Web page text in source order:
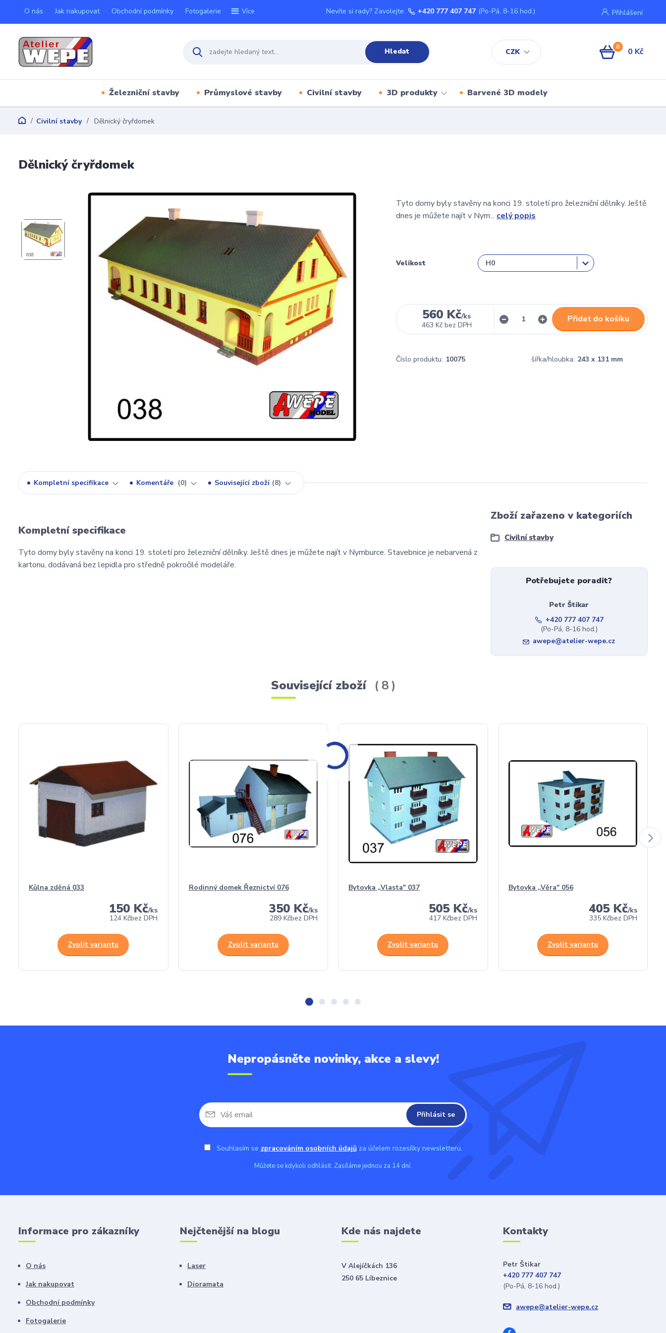
O nás Jak nakupovat Obchodní podmínky Fotogalerie Více
CZK
Přihlášení
Hledat
Nevíte si rady? Zavolejte. +420 777 407 747 (Po-Pá, 8-16 hod.)
0 0 Kč
Železniční stavby Průmyslové stavby Civilní stavby 3D produkty Barvené 3D modely
Civilní stavby Dělnický čryřdomek
Dělnický čryřdomek
Tyto domy byly stavěny na konci 19. století pro železniční dělníky. Ještě
dnes je můžete najít v Nym... celý popis
Velikost
560 Kč/ks
463 Kč bez DPH
Přidat do košíku
Číslo produktu: 10075 šířka/hloubka: 243 x 131 mm
Kompletní specifikace Komentáře 0 Související zboží 8
Kompletní specifikace
Tyto domy byly stavěny na konci 19. století pro železniční dělníky. Ještě dnes je můžete najít v Nymburce. Stavebnice je nebarvená z
kartonu, dodávaná bez lepidla pro středně pokročilé modeláře.
Zboží zařazeno v kategoriích
Civilní stavby
Potřebujete poradit?
Petr Štikar
+420 777 407 747
(Po-Pá, 8-16 hod.)
awepe@atelier-wepe.cz
Související zboží 8
Kůlna zděná 033
150 Kč/ks
124 Kčbez DPH
Zvolit variantu
Rodinný domek Řeznictví 076
350 Kč/ks
289 Kčbez DPH
Zvolit variantu
Bytovka „Vlasta" 037
505 Kč/ks
417 Kčbez DPH
Zvolit variantu
Bytovka „Věra" 056
405 Kč/ks
335 Kčbez DPH
Zvolit variantu
Nepropásněte novinky, akce a slevy!
Přihlásit se
Souhlasím se zpracováním osobních údajůza účelem rozesílky newsletteru.
Můžete se kdykoli odhlásit. Zasíláme jednou za 14 dní.
Informace pro zákazníky
O nás
Jak nakupovat
Obchodní podmínky
Fotogalerie
Nejčtenější na blogu
Laser
Dioramata
Kde nás najdete
V Alejíčkách 136
250 65 Líbeznice
Kontakty
Petr Štikar
+420 777 407 747
(Po-Pá, 8-16 hod.)
awepe@atelier-wepe.cz